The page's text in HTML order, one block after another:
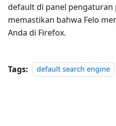
default di panel pengaturan
memastikan bahwa Felo
Anda di Firefox.
Tags: default search engine